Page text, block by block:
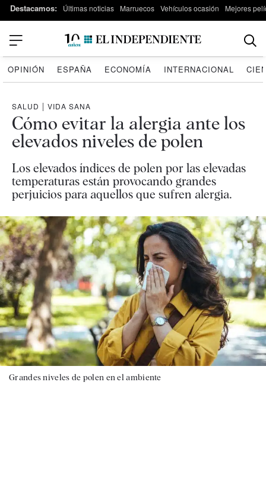
Destacamos: Últimas noticias Marruecos Vehículos ocasión Mejores
OPINIÓN ESPAÑA ECONOMÍA INTERNACIONAL
SALUD | VIDA SANA
Cómo evitar la alergia ante los
elevados niveles de polen
Los elevados índices de polen por las elevadas
temperaturas están provocando grandes
perjuicios para aquellos que sufren alergia.
Grandes niveles de polen en el ambiente